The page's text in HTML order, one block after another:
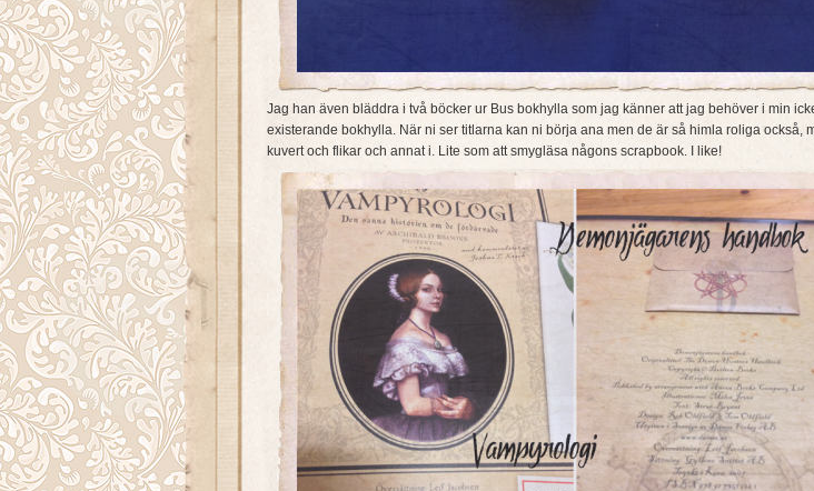
Jag han även bläddra i två böcker ur Bus bokhylla som jag känner att jag behöver i min
existerande bokhylla. När ni ser titlarna kan ni börja ana men de är så himla roliga också,
kuvert och flikar och annat i. Lite som att smygläsa någons scrapbook. I like!